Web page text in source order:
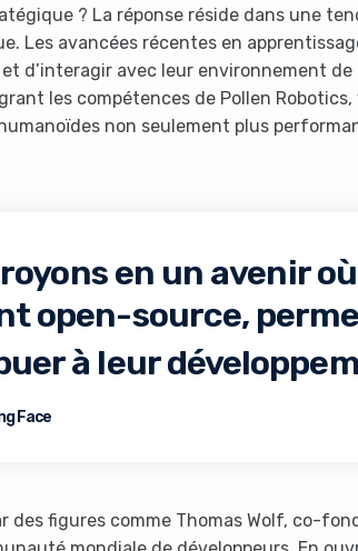
? La réponse réside dans une
Les avancées récentes en
d’interagir avec leur environnement
les compétences de Pollen
non seulement plus
en un avenir où
open-source,
à leur
Face
des figures comme Thomas Wolf, co-
It looks like